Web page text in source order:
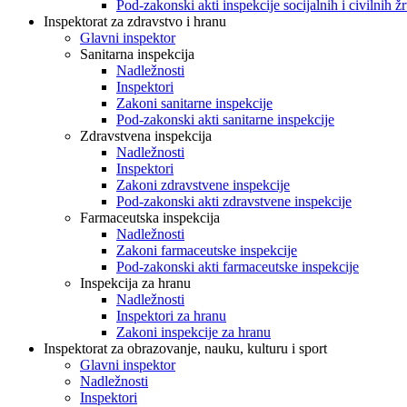
Pod-zakonski akti inspekcije socijalnih i civilnih
Inspektorat za zdravstvo i hranu
Glavni inspektor
Sanitarna inspekcija
Nadležnosti
Inspektori
Zakoni sanitarne inspekcije
Pod-zakonski akti sanitarne inspekcije
Zdravstvena inspekcija
Nadležnosti
Inspektori
Zakoni zdravstvene inspekcije
Pod-zakonski akti zdravstvene inspekcije
Farmaceutska inspekcija
Nadležnosti
Zakoni farmaceutske inspekcije
Pod-zakonski akti farmaceutske inspekcije
Inspekcija za hranu
Nadležnosti
Inspektori za hranu
Zakoni inspekcije za hranu
Inspektorat za obrazovanje, nauku, kulturu i sport
Glavni inspektor
Nadležnosti
Inspektori